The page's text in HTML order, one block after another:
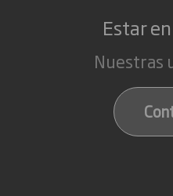
Estar
Nuestras